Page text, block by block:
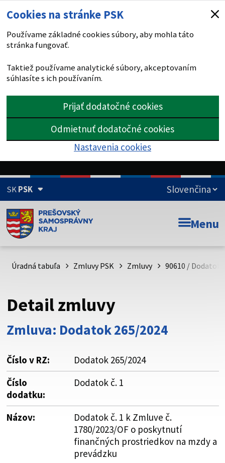
Cookies na stránke PSK
Používame základné cookies súbory, aby mohla táto
stránka fungovať.
Taktiež používame analytické súbory, akceptovaním
súhlasíte s ich používaním.
Prijať dodatočné cookies
Odmietnuť dodatočné cookies
Nastavenia cookies
SKPSK
Doména psk.sk je oficiálna
Toto je oficiálna webová stránka Prešovského
psk.sk.
Buďte pozorní a vždy sa uistite, že zdieľate informácie iba
cez zabezpečenú webovú stránku. Zabezpečená stránka
vždy začína https:// pred názvom domény webového sídla.
Menu
Úradná tabuľa Zmluvy PSK Zmluvy 90610 / Dodatok
Detail zmluvy
Zmluva: Dodatok 265/2024
Číslo v RZ:
Dodatok 265/2024
Číslo
dodatku:
Dodatok č. 1
Názov:
Dodatok č. 1 k Zmluve č.
1780/2023/OF o poskytnutí
finančných prostriedkov na mzdy a
prevádzku